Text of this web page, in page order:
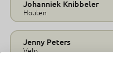
Johanniek Knibbeler
Houten
Jenny Peters
Velp